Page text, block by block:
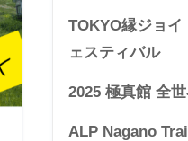
TOKYO縁ジョイ
ェスティバル
2025 極真館 全
ALP Nagano